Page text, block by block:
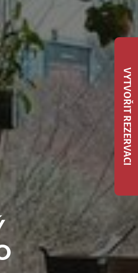
VYTVOŘIT REZERVACI